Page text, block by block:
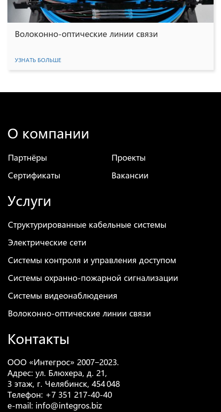
Волоконно-оптические линии связи
УЗНАТЬ БОЛЬШЕ
О компании
Партнёры
Проекты
Сертификаты
Вакансии
Услуги
Структурированные кабельные системы
Электрические сети
Системы контроля и управления доступом
Системы охранно-пожарной сигнализации
Системы видеонаблюдения
Волоконно-оптические линии связи
Контакты
ООО «Интегрос» 2007−2023.
Адрес: ул. Блюхера, д. 21,
3 этаж, г. Челябинск, 454 048
Телефон: +7 351 217-40-40
e-mail: info@integros.biz